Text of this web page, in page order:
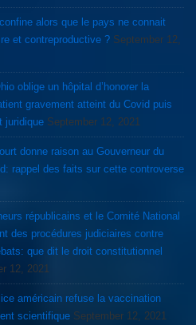
alors que le pays ne connait
et contreproductive ? September 12,
oblige un hôpital d’honorer la
gravement atteint du Covid puis
juridique September 12, 2021
donne raison au Gouverneur du
rappel des faits sur cette controverse
républicains et le Comité National
des procédures judiciaires contre
que dit le droit constitutionnel
12, 2021
américain refuse la vaccination
scientifique September 12, 2021